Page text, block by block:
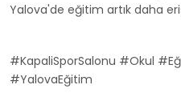
Yalova'de eğitim artık daha
#KapaliSporSalonu #Okul
#YalovaEğitim